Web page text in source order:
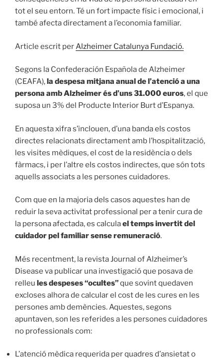
tot el seu entorn. Té un fort impacte físic i emocional, i
també afecta directament a l’economia familiar.
Article escrit perAlzheimer Catalunya Fundació.
Segons la Confederación Española de Alzheimer
(CEAFA),la despesa mitjana anual de l’atenció a una
persona amb Alzheimer és d’uns 31.000 euros, el que
suposa un 3% del Producte Interior Burt d’Espanya.
En aquesta xifra s’inclouen, d’una banda els costos
directes relacionats directament amb l’hospitalització,
les visites mèdiques, el cost de la residència o dels
fàrmacs, i per l’altre els costos indirectes, que són tots
aquells associats a les persones cuidadores.
Com que en la majoria dels casos aquestes han de
reduir la seva activitat professional per a tenir cura de
la persona afectada, es calculael temps invertit del
cuidador pel familiar sense remuneració.
Més recentment, la revista Journal of Alzheimer’s
Disease va publicar una investigació que posava de
relleu les despeses “ocultes”que sovint quedaven
excloses alhora de calcular el cost de les cures en les
persones amb demències. Aquestes, segons
apuntaven, son les referides a les persones cuidadores
no professionals com:
L’atenció mèdica requerida per quadres d’ansietat o